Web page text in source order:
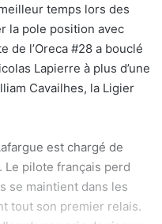
temps lors des
la pole position avec
de l’Oreca #28 a bouclé
Lapierre à plus d’une
Cavailhes, la Ligier
est chargé de
Le pilote français perd
se maintient dans les
tout son premier relais.